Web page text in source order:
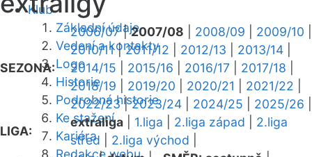
Klub
Základní údaje
Vedení a kontakty
Logo
Historie
Podrobná historie
Ke stažení
Kariéra
Redakce webu
SEZONA:
2006/07|2007/08 2008/09 2009/10
2010/11|2011/12 2012/13 2013/14
2014/15
2015/16 2016/17 2017/18
2018/19
2019/20 2020/21 2021/22
2022/23|2023/24 2024/25 2025/26
LIGA:
extraliga 1.liga 2.liga západ
2.liga
střed
2.liga východ